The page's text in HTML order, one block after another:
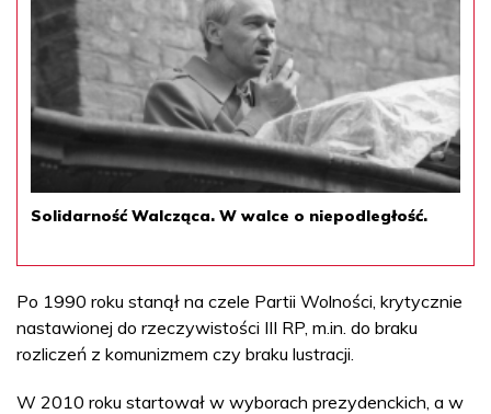
Solidarność Walcząca. W walce o niepodległość.
Po 1990 roku stanął na czele Partii Wolności, krytycznie
nastawionej do rzeczywistości III RP, m.in. do braku
rozliczeń z komunizmem czy braku lustracji.
W 2010 roku startował w wyborach prezydenckich, a w